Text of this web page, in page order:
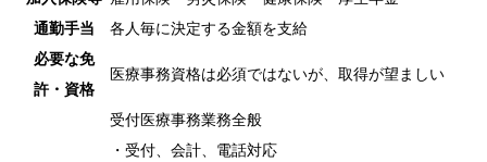
通勤手当
各人毎に決定する金額を支給
必要な免
許・資格
医療事務資格は必須ではないが、取得が望ましい
受付医療事務業務全般
・受付、会計、電話対応